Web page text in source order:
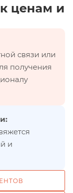
ценам и
связи или
получения
и